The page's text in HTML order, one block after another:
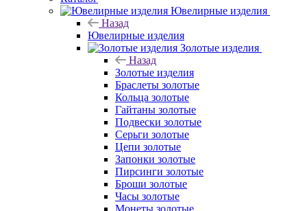
Ювелирные изделия
Назад
Ювелирные изделия
Золотые изделия
Назад
Золотые изделия
Браслеты золотые
Кольца золотые
Гайтаны золотые
Подвески золотые
Серьги золотые
Цепи золотые
Запонки золотые
Пирсинги золотые
Броши золотые
Часы золотые
Монеты золотые